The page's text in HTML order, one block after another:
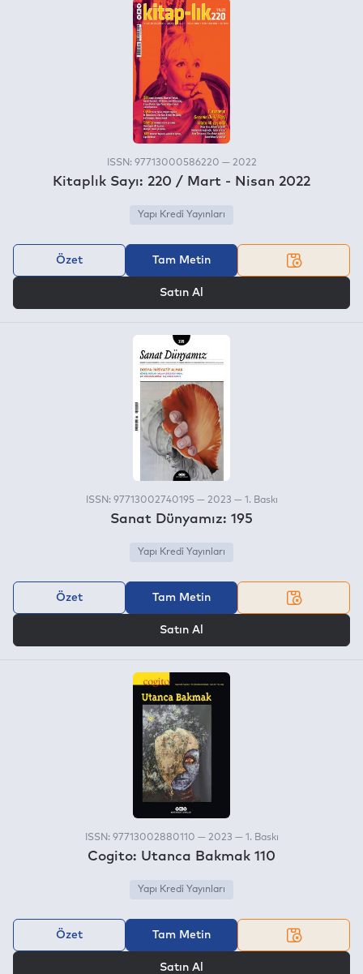
ISSN: 97713000586220 — 2022
Kitaplık Sayı: 220 / Mart - Nisan 2022
Yapı Kredi Yayınları
Özet Tam Metin
Satın Al
ISSN: 97713002740195 — 2023 — 1. Baskı
Sanat Dünyamız: 195
Yapı Kredi Yayınları
Özet Tam Metin
Satın Al
ISSN: 97713002880110 — 2023 — 1. Baskı
Cogito: Utanca Bakmak 110
Yapı Kredi Yayınları
Özet Tam Metin
Satın Al